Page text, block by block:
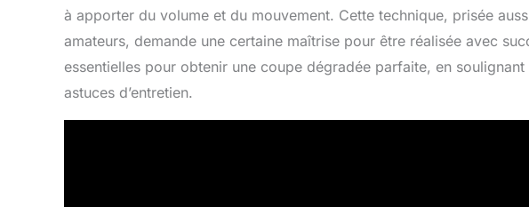
à apporter du volume et du mouvement. Cette technique, prisée
amateurs, demande une certaine maîtrise pour être réalisée avec
essentielles pour obtenir une coupe dégradée parfaite, en
astuces d’entretien.